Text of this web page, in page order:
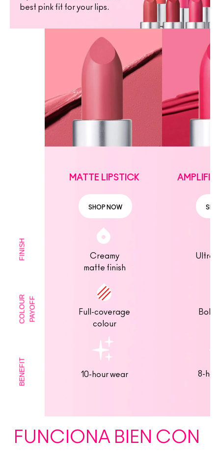
best pink fit for your lips.
BENEFIT
COLOURPAYOFF
FINISH
MATTE LIPSTICK
SHOP NOW
Creamy
matte finish
Full-coverage
colour
10-hour wear
Ultra-
Bold
8-
FUNCIONA BIEN CON